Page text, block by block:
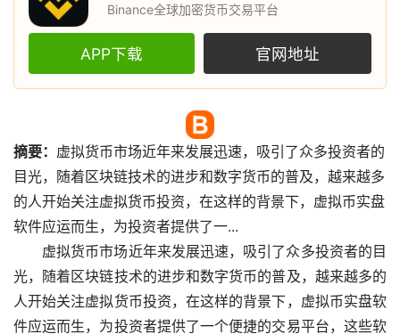
Binance全球加密货币交易平台
APP下载 官网地址
摘要： 虚拟货币市场近年来发展迅速，吸引了众多投资者的
目光，随着区块链技术的进步和数字货币的普及，越来越多
的人开始关注虚拟货币投资，在这样的背景下，虚拟币实盘
软件应运而生，为投资者提供了一...
虚拟货币市场近年来发展迅速，吸引了众多投资者的目
光，随着区块链技术的进步和数字货币的普及，越来越多的
人开始关注虚拟货币投资，在这样的背景下，虚拟币实盘软
件应运而生，为投资者提供了一个便捷的交易平台，这些软